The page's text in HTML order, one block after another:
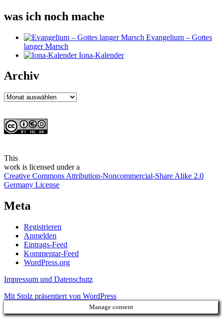
was ich noch mache
Evangelium – Gottes
langer Marsch
Iona-Kalender
Archiv
Archiv
This
work is licensed under a
Creative Commons Attribution-Noncommercial-Share Alike 2.0
Germany License
Meta
Registrieren
Anmelden
Eintrags-Feed
Kommentar-Feed
WordPress.org
Impressum und Datenschutz
Mit Stolz präsentiert von WordPress
Manage consent